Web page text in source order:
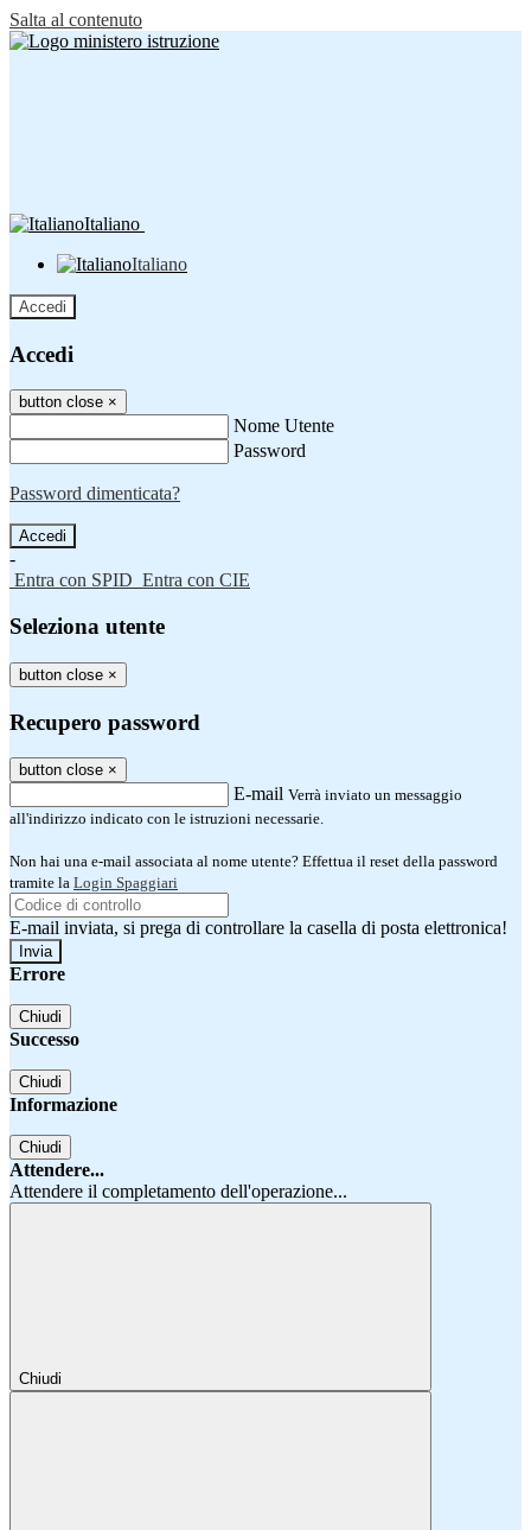
Salta al contenuto
Italiano
Italiano
Accedi
Accedi
button close ×
Nome Utente
Password
Password dimenticata?
-
Entra con SPID Entra con CIE
Seleziona utente
button close ×
Recupero password
button close ×
E-mail Verrà inviato un messaggio
all'indirizzo indicato con le istruzioni necessarie.
Non hai una e-mail associata al nome utente? Effettua il reset della password
tramite la Login Spaggiari
E-mail inviata, si prega di controllare la casella di posta elettronica!
Errore
Chiudi
Successo
Chiudi
Informazione
Chiudi
Attendere...
Attendere il completamento dell'operazione...
Chiudi